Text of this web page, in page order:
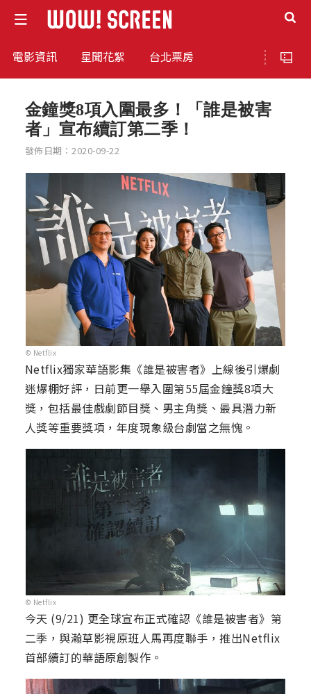
電影資訊 星聞花絮 台北票房
金鐘獎8項入圍最多！「誰是被害
者」宣布續訂第二季！
發佈日期：2020-09-22
© Netflix
Netflix獨家華語影集《誰是被害者》上線後引爆劇
迷爆棚好評，日前更一舉入圍第55屆金鐘獎8項大
獎，包括最佳戲劇節目獎、男主角獎、最具潛力新
人獎等重要獎項，年度現象級台劇當之無愧。
© Netflix
今天 (9/21) 更全球宣布正式確認《誰是被害者》第
二季，與瀚草影視原班人馬再度聯手，推出Netflix
首部續訂的華語原創製作。